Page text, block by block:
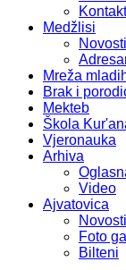
Kontakt
Medžlisi
Novosti
Mreža
Brak i
Mekteb
Škola
Vjeronauka
Arhiva
Video
Ajvatovica
Novosti
Foto
Bilteni